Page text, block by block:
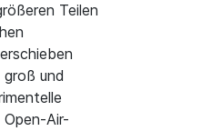
Teilen
und
Air-